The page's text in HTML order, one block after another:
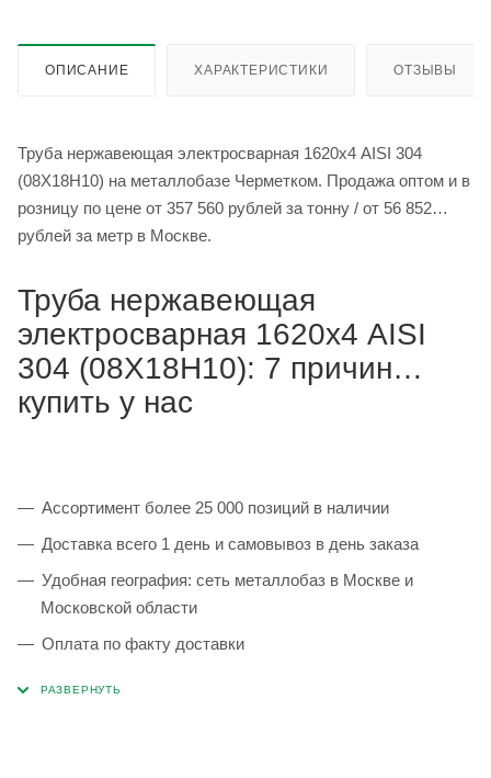
ОПИСАНИЕ ХАРАКТЕРИСТИКИ ОТЗЫВЫ
Труба нержавеющая электросварная 1620х4 AISI 304
(08Х18Н10) на металлобазе Черметком. Продажа оптом и в
розницу по цене от 357 560 рублей за тонну / от 56 852
рублей за метр в Москве.
Труба нержавеющая
электросварная 1620х4 AISI
304 (08Х18Н10): 7 причин
купить у нас
Ассортимент более 25 000 позиций в наличии
Доставка всего 1 день и самовывоз в день заказа
Удобная география: сеть металлобаз в Москве и
Московской области
Оплата по факту доставки